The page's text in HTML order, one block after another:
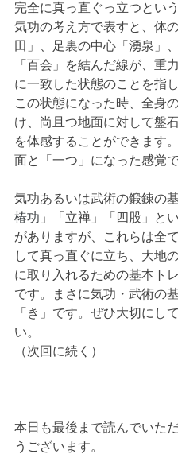
完全に真っ直ぐっ立つという
気功の考え方で表すと、体
田」、足裏の中心「湧泉」
「百会」を結んだ線が、重
に一致した状態のことを指し
この状態になった時、全身
け、尚且つ地面に対して盤
を体感することができます
面と「一つ」になった感覚で
気功あるいは武術の鍛錬の
椿功 」「立禅」「四股」と
がありますが、これらは全
して真っ直ぐに立ち、大地
に取り入れるための基本ト
です。まさに気功・武術の
「き」です。ぜひ大切にし
い。
（次回に続く）
本日も最後まで読んでいた
うございます。